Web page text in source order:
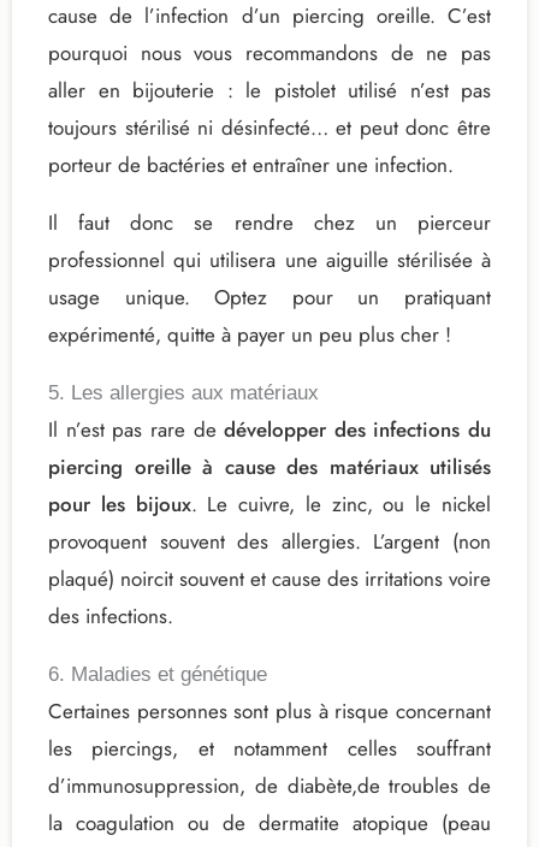
cause de l’infection d’un piercing oreille. C’est
pourquoi nous vous recommandons de ne pas
aller en bijouterie : le pistolet utilisé n’est pas
toujours stérilisé ni désinfecté… et peut donc être
porteur de bactéries et entraîner une infection.
Il faut donc se rendre chez un pierceur
professionnel qui utilisera une aiguille stérilisée à
usage unique. Optez pour un pratiquant
expérimenté, quitte à payer un peu plus cher !
5. Les allergies aux matériaux
Il n’est pas rare dedévelopper des infections du
piercing oreille à cause des matériaux utilisés
pour les bijoux. Le cuivre, le zinc, ou le nickel
provoquent souvent des allergies. L’argent (non
plaqué) noircit souvent et cause des irritations voire
des infections.
6. Maladies et génétique
Certaines personnes sont plus à risque concernant
les piercings, et notamment celles souffrant
d’immunosuppression, de diabète,de troubles de
la coagulation ou de dermatite atopique (peau